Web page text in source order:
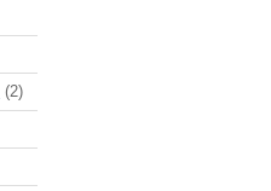
(2)